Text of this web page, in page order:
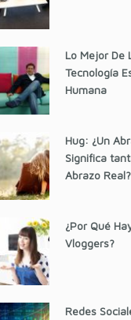
Lo Mejor De
Tecnología
Humana
Hug: ¿Un
Significa
Abrazo Real?
¿Por Qué
Vloggers?
Redes